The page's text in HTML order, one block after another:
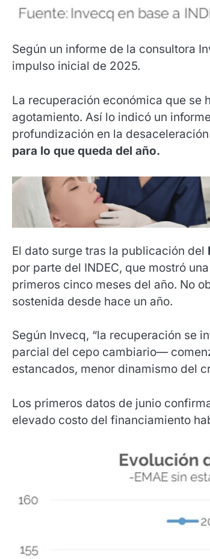
Según un informe de la consultora
impulso inicial de 2025.
La recuperación económica que se
agotamiento. Así lo indicó un
profundización en la
para lo que queda del año.
El dato surge tras la publicación del
por parte del INDEC, que mostró
primeros cinco meses del año. No
sostenida desde hace un año.
Según Invecq, “la recuperación se
parcial del cepo cambiario—
estancados, menor dinamismo del
Los primeros datos de junio
elevado costo del financiamiento